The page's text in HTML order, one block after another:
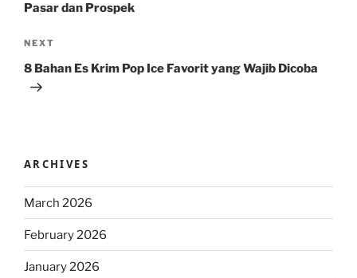
Pasar dan Prospek
Next
Post
NEXT
8 Bahan Es Krim Pop Ice Favorit yang Wajib Dicoba
ARCHIVES
March 2026
February 2026
January 2026